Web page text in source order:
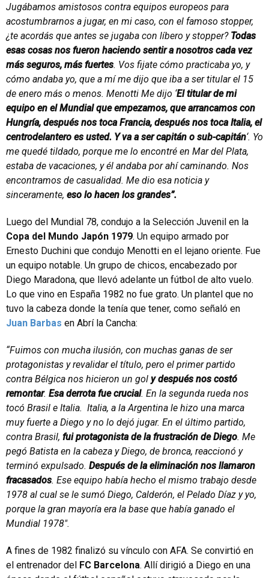
Jugábamos amistosos contra equipos europeos para
acostumbrarnos a jugar, en mi caso, con el famoso stopper,
¿te acordás que antes se jugaba con líbero y stopper? Todas
esas cosas nos fueron haciendo sentir a nosotros cada vez
más seguros, más fuertes. Vos fijate cómo practicaba yo, y
cómo andaba yo, que a mí me dijo que iba a ser titular el 15
de enero más o menos. Menotti Me dijo ‘El titular de mi
equipo en el Mundial que empezamos, que arrancamos con
Hungría, después nos toca Francia, después nos toca Italia, el
centrodelantero es usted. Y va a ser capitán o sub-capitán‘. Yo
me quedé tildado, porque me lo encontré en Mar del Plata,
estaba de vacaciones, y él andaba por ahí caminando. Nos
encontramos de casualidad. Me dio esa noticia y
sinceramente, eso lo hacen los grandes”.
Luego del Mundial 78, condujo a la Selección Juvenil en la
Copa del Mundo Japón 1979. Un equipo armado por
Ernesto Duchini que condujo Menotti en el lejano oriente. Fue
un equipo notable. Un grupo de chicos, encabezado por
Diego Maradona, que llevó adelante un fútbol de alto vuelo.
Lo que vino en España 1982 no fue grato. Un plantel que no
tuvo la cabeza donde la tenía que tener, como señaló en
Juan Barbas en Abrí la Cancha:
“Fuimos con mucha ilusión, con muchas ganas de ser
protagonistas y revalidar el título, pero el primer partido
contra Bélgica nos hicieron un gol y después nos costó
remontar. Esa derrota fue crucial. En la segunda rueda nos
tocó Brasil e Italia. Italia, a la Argentina le hizo una marca
muy fuerte a Diego y no lo dejó jugar. En el último partido,
contra Brasil, fui protagonista de la frustración de Diego. Me
pegó Batista en la cabeza y Diego, de bronca, reaccionó y
terminó expulsado. Después de la eliminación nos llamaron
fracasados. Ese equipo había hecho el mismo trabajo desde
1978 al cual se le sumó Diego, Calderón, el Pelado Díaz y yo,
porque la gran mayoría era la base que había ganado el
Mundial 1978″.
A fines de 1982 finalizó su vínculo con AFA. Se convirtió en
el entrenador del FC Barcelona. Allí dirigió a Diego en una